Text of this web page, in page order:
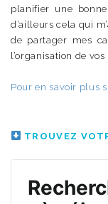
planifier une bonne
d’ailleurs cela qui
de partager mes
l’organisation de
Pour en savoir plus
TROUVEZ